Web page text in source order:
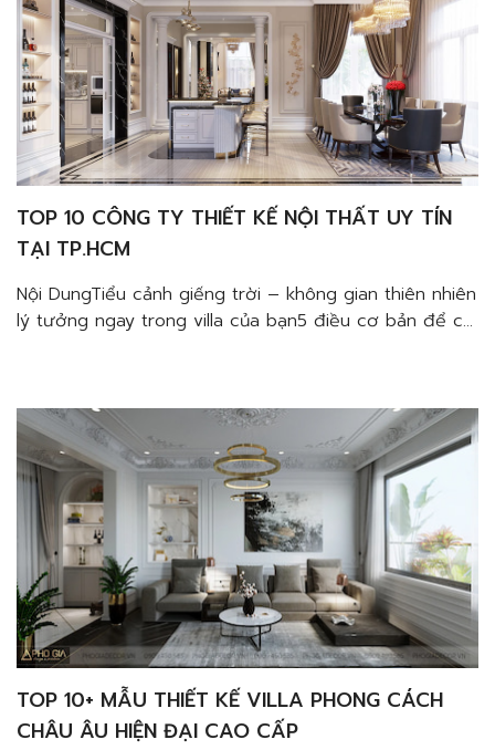
TOP 10 CÔNG TY THIẾT KẾ NỘI THẤT UY TÍN
TẠI TP.HCM
Nội DungTiểu cảnh giếng trời – không gian thiên nhiên
lý tưởng ngay trong villa của bạn5 điều cơ bản để có
tườngChú ý […]
TOP 10+ MẪU THIẾT KẾ VILLA PHONG CÁCH
CHÂU ÂU HIỆN ĐẠI CAO CẤP